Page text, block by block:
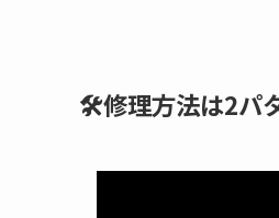
🛠修理方法は2パ